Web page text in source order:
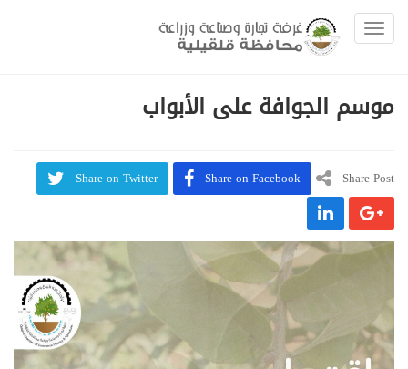
Toggle navigation
موسم الجوافة على الأبواب
Share Post
Share on Facebook
Share on Twitter